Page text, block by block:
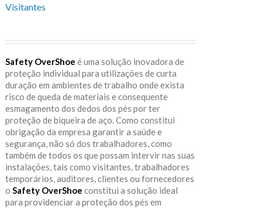
Visitantes
Safety OverShoe é uma solução inovadora de
proteção individual para utilizações de curta
duração em ambientes de trabalho onde exista
risco de queda de materiais e consequente
esmagamento dos dedos dos pés por ter
proteção de biqueira de aço. Como constitui
obrigação da empresa garantir a saúde e
segurança, não só dos trabalhadores, como
também de todos os que possam intervir nas suas
instalações, tais como visitantes, trabalhadores
temporários, auditores, clientes ou fornecedores
o Safety OverShoe constitui a solução ideal
para providenciar a proteção dos pés em